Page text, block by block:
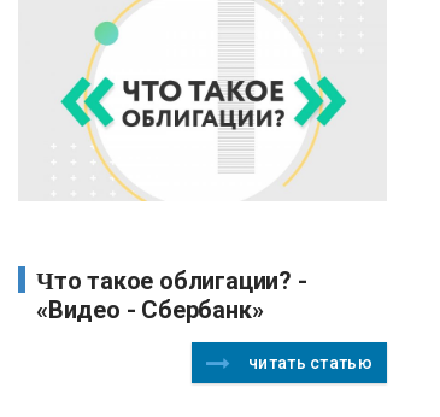
Что такое облигации? -
«Видео - Сбербанк»
читать статью